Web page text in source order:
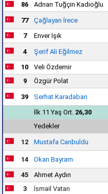
86
Adnan Tuğçin Kadıoğlu
77
Çağlayan İrece
7
Enver Işık
4 Şerif Ali Eğilmez
10
Veli Özdemir
9
Özgür Polat
39
Serhat Karadaban
İlk 11 Yaş Ort. 26,30
Yedekler
12 Mustafa Canbuldu
14
Okan Bayram
45
Ahmet Aydın
3
İsmail Vatan